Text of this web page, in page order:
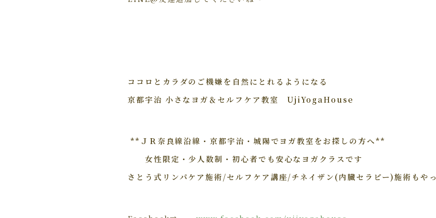
ココロとカラダのご機嫌を自然にとれるようになる
京都宇治 小さなヨガ＆セルフケア教室 UjiYogaHouse
**ＪＲ奈良線沿線・京都宇治・城陽でヨガ教室をお探しの方へ**
女性限定・少人数制・初心者でも安心なヨガクラスです
さとう式リンパケア施術/セルフケア講座/チネイザン(内臓セラピー)施術もや